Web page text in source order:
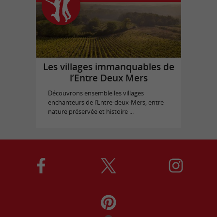
Les villages immanquables de
l’Entre Deux Mers
Découvrons ensemble les villages
enchanteurs de l’Entre-deux-Mers, entre
nature préservée et histoire ...